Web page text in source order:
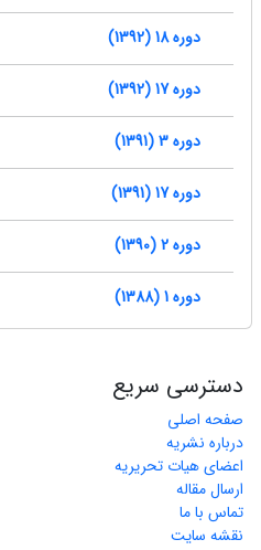
دوره 18 (1392)
دوره 17 (1392)
دوره 3 (1391)
دوره 17 (1391)
دوره 2 (1390)
دوره 1 (1388)
دسترسی سریع
صفحه اصلی
درباره نشریه
اعضای هیات تحریریه
ارسال مقاله
تماس با ما
نقشه سایت